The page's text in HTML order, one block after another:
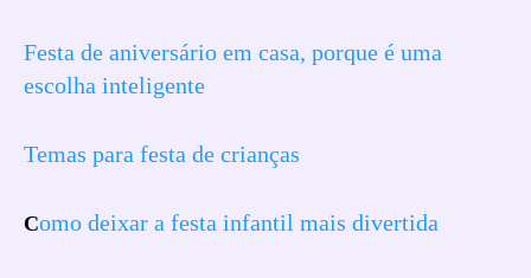
Festa de aniversário em casa, porque é uma
escolha inteligente
Temas para festa de crianças
Como deixar a festa infantil mais divertida